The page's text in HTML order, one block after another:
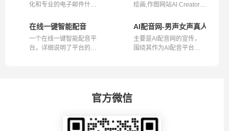
化和专业的电子邮件什么
绘画,作图网站AI Creator为
在线一键智能配音
一个在线一键智能配音平
台，详细说明了平台的功
AI配音网-男声女声真人发音
主要是AI配音网的宣传，
围绕其作为AI配音平台的
官方微信